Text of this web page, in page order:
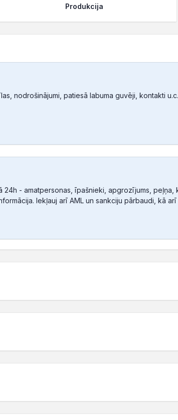
Produkcija
nodrošinājumi, patiesā labuma guvēji, kontakti
- amatpersonas, īpašnieki, apgrozījums,
Iekļauj arī AML un sankciju pārbaudi, kā